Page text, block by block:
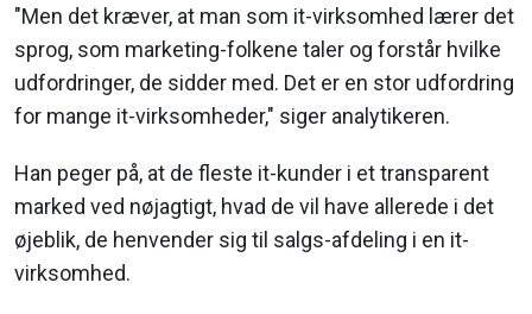
"Men det kræver, at man som it-virksomhed lærer det
sprog, som marketing-folkene taler og forstår hvilke
udfordringer, de sidder med. Det er en stor udfordring
for mange it-virksomheder," siger analytikeren.
Han peger på, at de fleste it-kunder i et transparent
marked ved nøjagtigt, hvad de vil have allerede i det
øjeblik, de henvender sig til salgs-afdeling i en it-
virksomhed.